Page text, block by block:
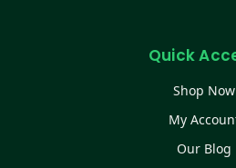
Quick
Shop Now
My
Our Blog